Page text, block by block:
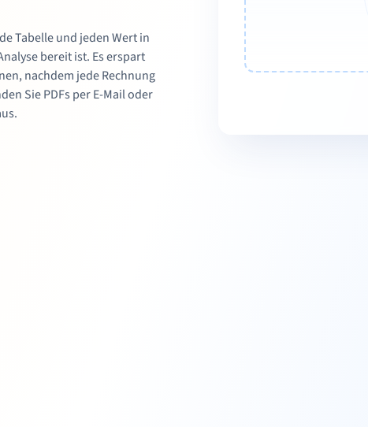
Tabelle und jeden Wert in
bereit ist. Es erspart
nachdem jede Rechnung
Sie PDFs per E-Mail oder